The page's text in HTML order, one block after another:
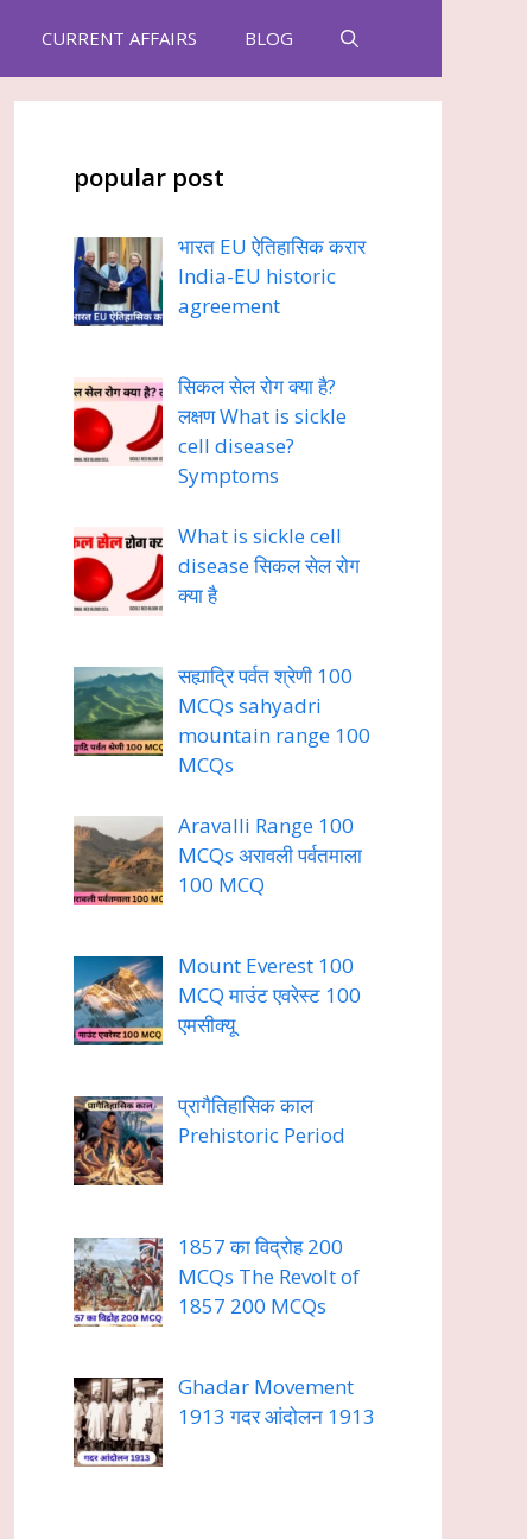
CURRENT AFFAIRS BLOG
popular post
भारत EU ऐतिहासिक करार
India-EU historic
agreement
सिकल सेल रोग क्या है?
लक्षण What is sickle
cell disease?
Symptoms
What is sickle cell
disease सिकल सेल रोग
क्या है
सह्याद्रि पर्वत श्रेणी 100
MCQs sahyadri
mountain range 100
MCQs
Aravalli Range 100
MCQs अरावली पर्वतमाला
100 MCQ
Mount Everest 100
MCQ माउंट एवरेस्ट 100
एमसीक्यू
प्रागैतिहासिक काल
Prehistoric Period
1857 का विद्रोह 200
MCQs The Revolt of
1857 200 MCQs
Ghadar Movement
1913 गदर आंदोलन 1913